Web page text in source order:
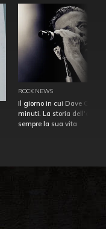
ROCK NEWS
Il giorno in cui Dave
minuti. La storia
sempre la sua vita